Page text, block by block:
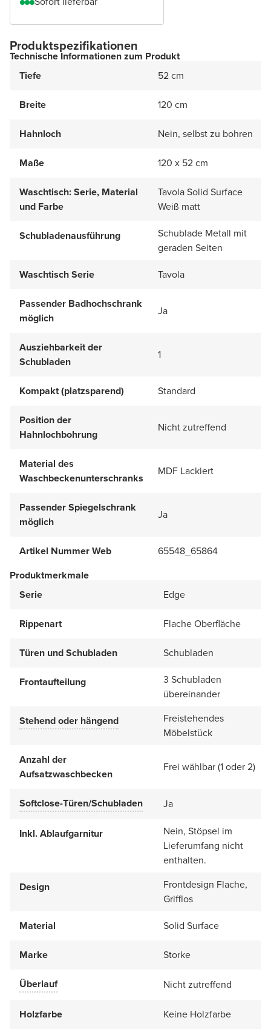
Produktspezifikationen
Technische Informationen zum Produkt
Tiefe
52 cm
Breite 120 cm
Hahnloch Nein, selbst zu bohren
Maße 120 x 52 cm
Waschtisch: Serie, Material
und Farbe
Tavola Solid Surface
Weiß matt
Schubladenausführung
Schublade Metall mit
geraden Seiten
Waschtisch Serie
Tavola
Passender Badhochschrank
möglich
Ja
Ausziehbarkeit der
Schubladen
1
Kompakt (platzsparend) Standard
Position der
Hahnlochbohrung
Nicht zutreffend
Material des
Waschbeckenunterschranks
MDF Lackiert
Passender Spiegelschrank
möglich
Ja
Artikel Nummer Web
65548_65864
Produktmerkmale
Serie
Edge
Rippenart Flache Oberfläche
Türen und Schubladen Schubladen
Frontaufteilung
3 Schubladen
übereinander
Stehend oder hängend
Freistehendes
Möbelstück
Anzahl der
Aufsatzwaschbecken
Frei wählbar (1 oder 2)
Softclose-Türen/Schubladen Ja
Inkl. Ablaufgarnitur
Nein, Stöpsel im
Lieferumfang nicht
enthalten.
Design
Frontdesign Flache,
Grifflos
Material
Solid Surface
Marke Storke
Überlauf Nicht zutreffend
Holzfarbe Keine Holzfarbe